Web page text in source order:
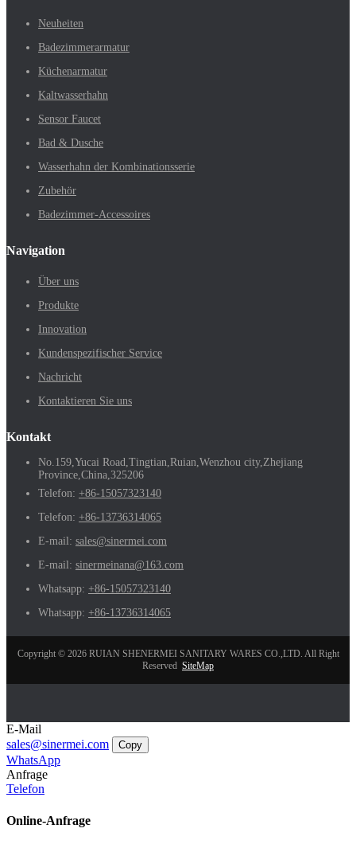
Neuheiten
Badezimmerarmatur
Küchenarmatur
Kaltwasserhahn
Sensor Faucet
Bad & Dusche
Wasserhahn der Kombinationsserie
Zubehör
Badezimmer-Accessoires
Navigation
Über uns
Produkte
Innovation
Kundenspezifischer Service
Nachricht
Kontaktieren Sie uns
Kontakt
No.159,Yucai Road,Tingtian,Ruian,Wenzhou city,Zhejiang
Province,China,325206
Telefon: +86-15057323140
Telefon: +86-13736314065
E-mail: sales@sinermei.com
E-mail: sinermeinana@163.com
Whatsapp: +86-15057323140
Whatsapp: +86-13736314065
Copyright © 2026 RUIAN SHENERMEI SANITARY WARES CO.,LTD. All Right
Reserved SiteMap
E-Mail
sales@sinermei.com
Copy
WhatsApp
Anfrage
Telefon
Online-Anfrage